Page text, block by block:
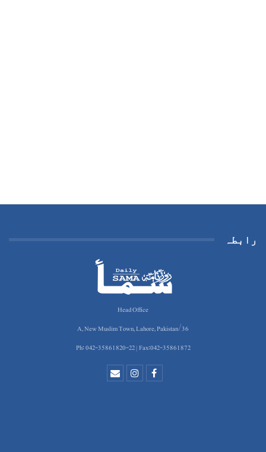
رابطہ
Head Office
36/A, New Muslim Town, Lahore, Pakistan
Ph: 042-35861820-22 | Fax:042-35861872